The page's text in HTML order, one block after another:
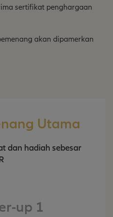
sertifikat penghargaan
akan dipamerkan
Utama
dan hadiah sebesar
up 1